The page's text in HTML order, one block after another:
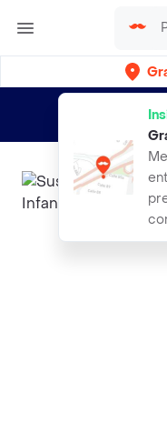
Entregas